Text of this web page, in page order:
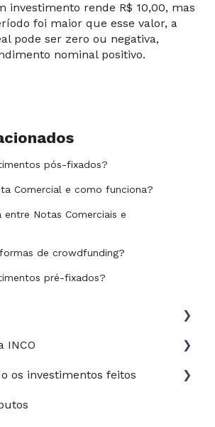
investimento rende R$ 10,00, mas
foi maior que esse valor, a
pode ser zero ou negativa,
nominal positivo.
pós-fixados?
Comercial e como funciona?
entre Notas Comerciais e
de crowdfunding?
pré-fixados?
INCO
os investimentos feitos